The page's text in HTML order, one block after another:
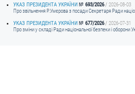
УКАЗ ПРЕЗИДЕНТА УКРАЇНИ
693/2026
2026-08-03
Про звільнення Р.Умєрова з посади Секретаря Ради
УКАЗ ПРЕЗИДЕНТА УКРАЇНИ
677/2026
2026-07-31
Про зміни у складі Ради національної безпеки і оборони